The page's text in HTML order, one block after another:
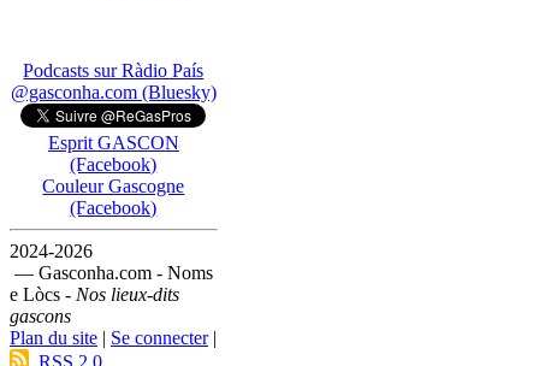
Podcasts sur Ràdio País
@gasconha.com (Bluesky)
Esprit GASCON
(Facebook)
Couleur Gascogne
(Facebook)
2024-2026
— Gasconha.com - Noms
e Lòcs - Nos lieux-dits
gascons
Plan du site | Se connecter|
RSS 2.0